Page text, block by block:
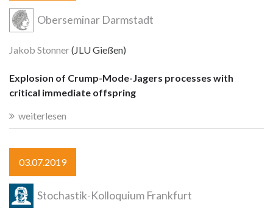
Oberseminar Darmstadt
Jakob Stonner(JLU Gießen)
Explosion of Crump-Mode-Jagers processes with
critical immediate offspring
weiterlesen
03.07.2019
Stochastik-Kolloquium Frankfurt